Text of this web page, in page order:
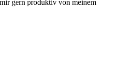
gern produktiv von meinem